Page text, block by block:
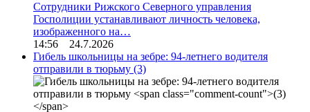
Сотрудники Рижского Северного управления
Госполиции устанавливают личность человека,
изображенного на…
14:56 24.7.2026
Гибель школьницы на зебре: 94-летнего водителя
отправили в тюрьму (3)